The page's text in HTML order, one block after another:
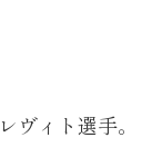
ヴィト選手。